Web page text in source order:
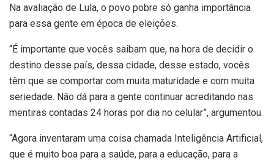
Na avaliação de Lula, o povo pobre só ganha importância
para essa gente em época de eleições.
“É importante que vocês saibam que, na hora de decidir o
destino desse país, dessa cidade, desse estado, vocês
têm que se comportar com muita maturidade e com muita
seriedade. Não dá para a gente continuar acreditando nas
mentiras contadas 24 horas por dia no celular”, argumentou.
“Agora inventaram uma coisa chamada Inteligência Artificial,
que é muito boa para a saúde, para a educação, para a